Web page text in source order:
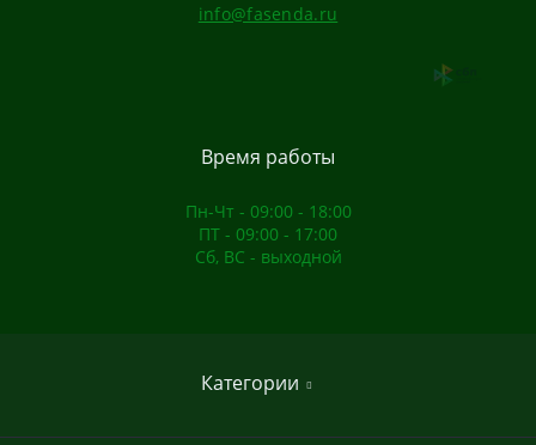
info@fasenda.ru
Категории
Время работы
Пн-Чт - 09:00 - 18:00
ПТ - 09:00 - 17:00
Сб, ВС - выходной